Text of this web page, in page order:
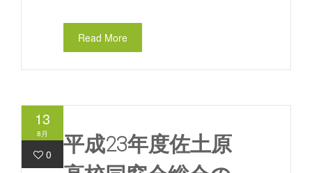
Read More
13
8月
0
平成23年度佐土原